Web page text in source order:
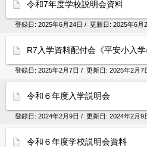
令和7年度学校説明会資料
登録日: 2025年6月24日 / 更新日: 2025年6月
R7入学資料配付会《平安小入学
登録日: 2025年2月7日 / 更新日: 2025年2月7
令和６年度入学説明会
登録日: 2024年2月9日 / 更新日: 2024年2月9
令和６年度学校説明会資料